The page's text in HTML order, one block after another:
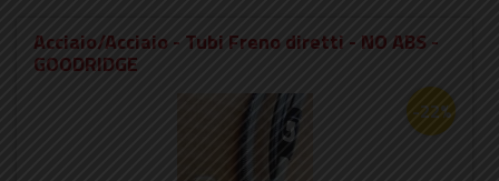
Acciaio/Acciaio - Tubi Freno diretti - NO ABS -
GOODRIDGE
-22%